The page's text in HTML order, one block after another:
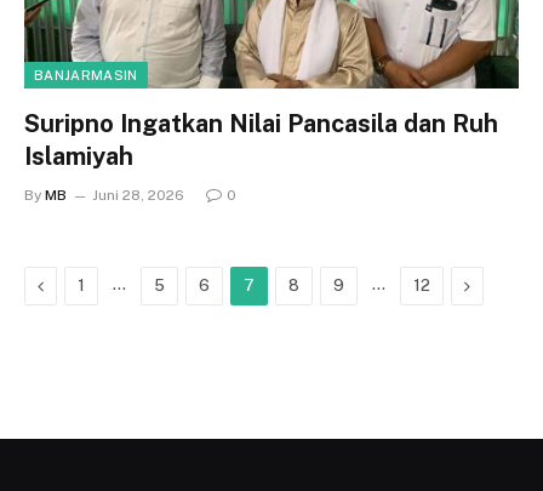
BANJARMASIN
Suripno Ingatkan Nilai Pancasila dan Ruh
Islamiyah
By MB Juni 28, 2026 0
Previous
1 … 5 6 7 8 9 … 12 Next